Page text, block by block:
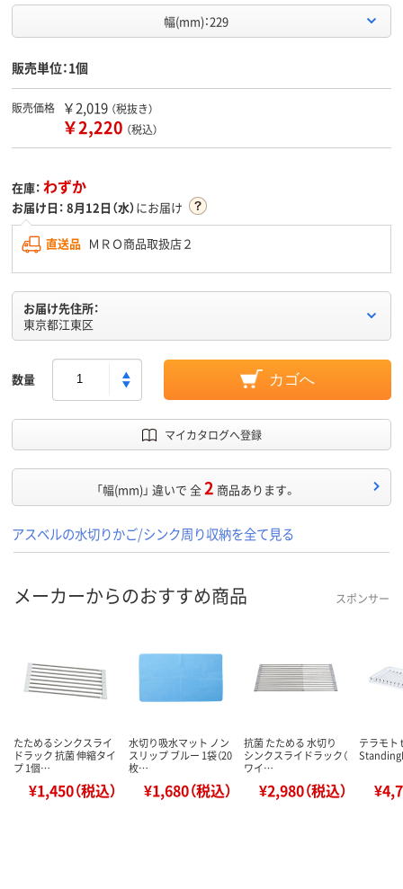
幅(mm)：229
販売単位：1個
販売価格 ￥2,019 （税抜き）
￥2,220 （税込）
在庫： わずか
お届け日： 8月12日（水）にお届け
直送品 ＭＲＯ商品取扱店２
お届け先住所：
東京都江東区
数量 カゴへ
マイカタログへ登録
「幅(mm)」 違いで 全2 商品あります。
アスベルの水切りかご/シンク周り収納を全て見る
メーカーからのおすすめ商品 スポンサー
たためるシンクスライ
ドラック 抗菌 伸縮タイ
プ 1個…
¥1,450（税込）
水切り吸水マット ノン
スリップ ブルー 1袋（20
枚…
¥1,680（税込）
抗菌 たためる 水切り
シンクスライドラック（
ワイ…
¥2,980（税込）
テラモト